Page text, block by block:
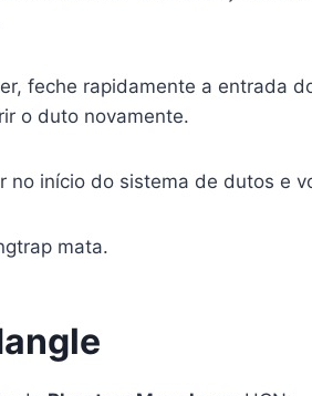
feche rapidamente a entrada
o duto novamente.
no início do sistema de dutos e
mata.